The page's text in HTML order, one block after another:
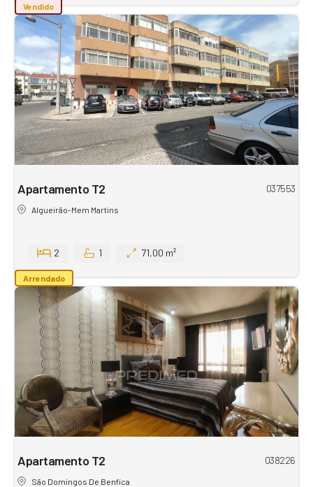
Vendido
Apartamento T2 037553
Algueirão-Mem Martins
2 1 71,00 m²
Arrendado
Apartamento T2 038226
São Domingos De Benfica